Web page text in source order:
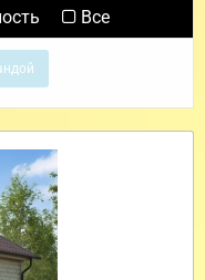
Все